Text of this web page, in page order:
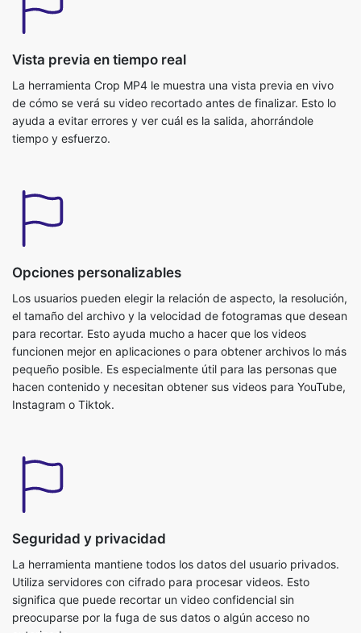
La herramienta Crop MP4 le muestra una vista previa en vivo
de cómo se verá su video recortado antes de finalizar. Esto lo
tiempo y esfuerzo.
Opciones personalizables
Los usuarios pueden elegir la relación de aspecto, la resolución,
el tamaño del archivo y la velocidad de fotogramas que desean
funcionen mejor en aplicaciones o para obtener archivos lo más
pequeño posible. Es especialmente útil para las personas que
hacen contenido y necesitan obtener sus videos para YouTube,
Instagram o Tiktok.
Seguridad y privacidad
La herramienta mantiene todos los datos del usuario privados.
Utiliza servidores con cifrado para procesar videos. Esto
preocuparse por la fuga de sus datos o algún acceso no
autorizado